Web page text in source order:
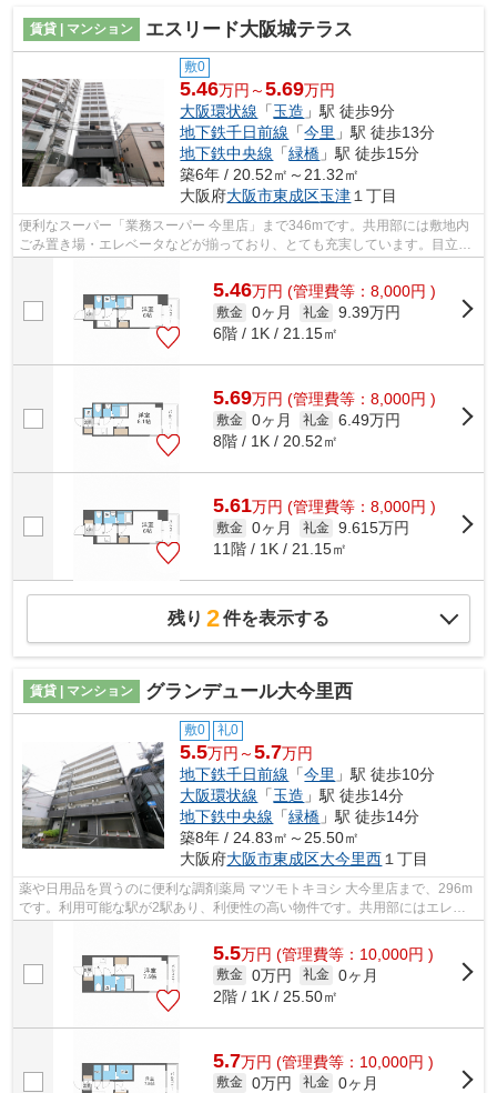
賃貸 | マンション エスリード大阪城テラス
敷0
5.46万円～5.69万円
大阪環状線 「玉造 」駅 徒歩9分
地下鉄千日前線 「今里 」駅 徒歩13分
地下鉄中央線 「緑橋 」駅 徒歩15分
築6年 / 20.52㎡～21.32㎡
大阪府大阪市東成区玉津１丁目
便利なスーパー「業務スーパー 今里店」まで346mです。共用部には敷地内
ごみ置き場・エレベータなどが揃っており、とても充実しています。目立つ
5.46万円 (管理費等：8,000円 )
敷金 0ヶ月 礼金 9.39万円
6階 / 1K / 21.15㎡
5.69万円 (管理費等：8,000円 )
敷金 0ヶ月 礼金 6.49万円
8階 / 1K / 20.52㎡
5.61万円 (管理費等：8,000円 )
敷金 0ヶ月 礼金 9.615万円
11階 / 1K / 21.15㎡
残り 2件を表示する
賃貸 | マンション グランデュール大今里西
敷0 礼0
5.5万円～5.7万円
地下鉄千日前線 「今里 」駅 徒歩10分
大阪環状線 「玉造 」駅 徒歩14分
地下鉄中央線 「緑橋 」駅 徒歩14分
築8年 / 24.83㎡～25.50㎡
大阪府大阪市東成区大今里西１丁目
薬や日用品を買うのに便利な調剤薬局 マツモトキヨシ 大今里店まで、296m
です。利用可能な駅が2駅あり、利便性の高い物件です。共用部にはエレベ
5.5万円 (管理費等：10,000円 )
敷金 0万円 礼金 0ヶ月
2階 / 1K / 25.50㎡
5.7万円 (管理費等：10,000円 )
敷金 0万円 礼金 0ヶ月